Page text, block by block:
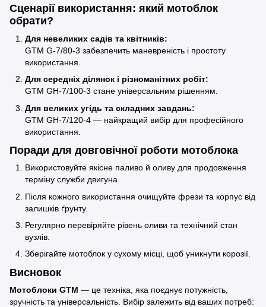
Сценарії використання: який мотоблок
обрати?
Для невеликих садів та квітників:
GTM G-7/80-3 забезпечить маневреність і простоту
використання.
Для середніх ділянок і різноманітних робіт:
GTM GH-7/100-3 стане універсальним рішенням.
Для великих угідь та складних завдань:
GTM GH-7/120-4 — найкращий вибір для професійного
використання.
Поради для довговічної роботи мотоблока
Використовуйте якісне паливо й оливу для продовження
терміну служби двигуна.
Після кожного використання очищуйте фрези та корпус від
залишків ґрунту.
Регулярно перевіряйте рівень оливи та технічний стан
вузлів.
Зберігайте мотоблок у сухому місці, щоб уникнути корозії.
Висновок
Мотоблоки GTM — це техніка, яка поєднує потужність,
зручність та універсальність. Вибір залежить від ваших потреб: